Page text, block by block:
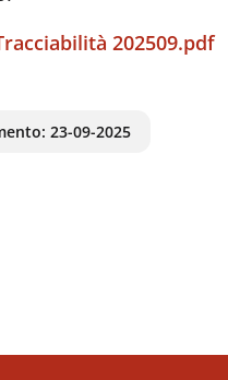
202509.pdf
23-09-2025